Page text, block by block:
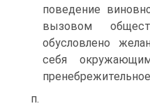
поведение
вызовом
обусловлено
себя
п.